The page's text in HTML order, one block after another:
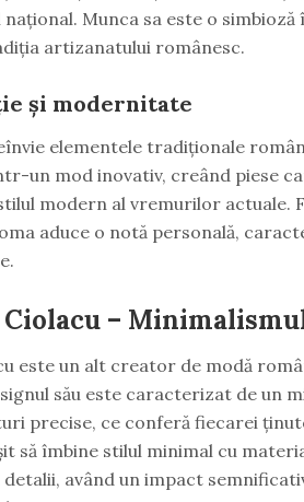
Munca sa este o
artizanatului românesc.
și modernitate
elementele tradiționale
un mod inovativ, creând piese
modern al vremurilor actuale.
aduce o notă personală,
Ciolacu –
este un alt creator de modă
său este caracterizat de un
precise, ce conferă fiecarei
să îmbine stilul minimal cu
detalii, având un impact